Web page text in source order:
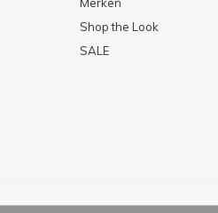
Shop the Look
SALE